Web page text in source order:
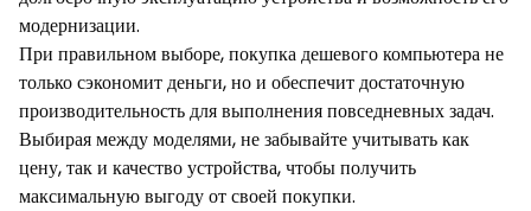
модернизации.
При правильном выборе, покупка дешевого компьютера не
только сэкономит деньги, но и обеспечит достаточную
производительность для выполнения повседневных задач.
Выбирая между моделями, не забывайте учитывать как
цену, так и качество устройства, чтобы получить
максимальную выгоду от своей покупки.